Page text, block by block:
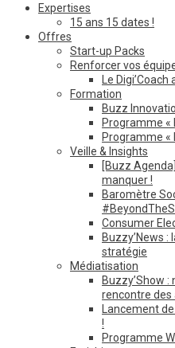
Expertises
15 ans 15 dates !
Offres
Start-up Packs
Renforcer vos
Le
Formation
Buzz
Programme «
Programme «
Veille & Insights
[Buzz
manquer !
Baromètre
Consumer
Buzzy’News :
stratégie
Médiatisation
Buzzy’Show
rencontre des
Lancement
!
Programme